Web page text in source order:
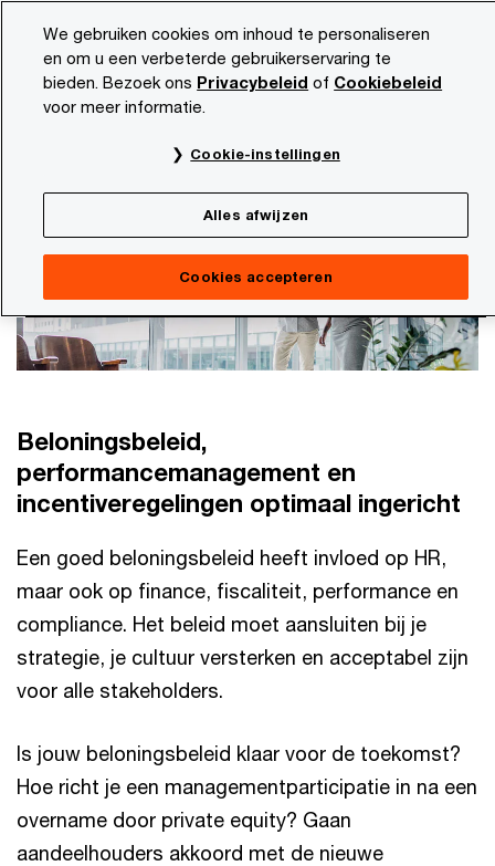
content
footer
PwC NL Onze dienstverlening Workforce Executive
Executive reward
Beloningsbeleid,
performancemanagement en
incentiveregelingen optimaal ingericht
Een goed beloningsbeleid heeft invloed op HR,
maar ook op finance, fiscaliteit, performance en
compliance. Het beleid moet aansluiten bij je
strategie, je cultuur versterken en acceptabel zijn
voor alle stakeholders.
Is jouw beloningsbeleid klaar voor de toekomst?
Hoe richt je een managementparticipatie in na een
overname door private equity? Gaan
aandeelhouders akkoord met de nieuwe
We gebruiken cookies om inhoud te personaliseren
en om u een verbeterde gebruikerservaring te
bieden. Bezoek ons Privacybeleid of Cookiebeleid
voor meer informatie.
Cookie-instellingen
Alles afwijzen
Cookies accepteren